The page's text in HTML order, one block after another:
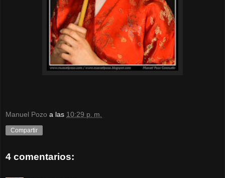
Manuel Pozo a las 10:29 p. m.
Compartir
4 comentarios: